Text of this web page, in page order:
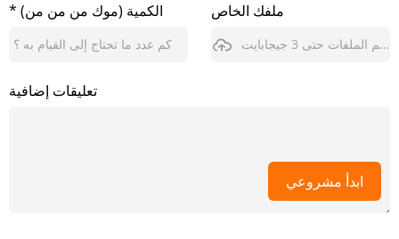
* الكمية (موك من من من) ملفك الخاص
يدعم الملفات حتى 3 جيجابايت
تعليقات إضافية
ابدأ مشروعي